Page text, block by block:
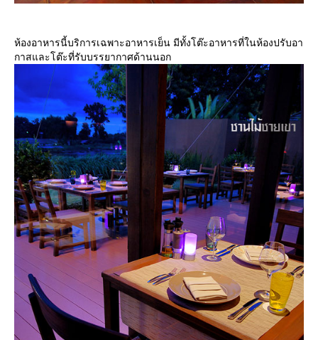
ห้องอาหารนี้บริการเฉพาะอาหารเย็น มีทั้งโต๊ะอาหารที่ในห้องปรับอา
กาสและโต๊ะที่รับบรรยากาศด้านนอก